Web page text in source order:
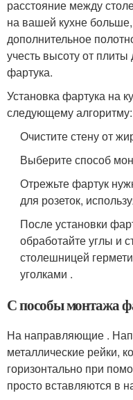
расстояние между
на вашей кухне
дополнительное
учесть высоту от
фартука.
Установка фартука на
следующему алгоритму:
Очистите стену от
Выберите способ
Отрежьте фартук
для розеток,
После установки
обработайте углы и
столешницей
уголками .
С пособы монтажа
На направляющие .
металлические рейки,
горизонтально при
просто вставляются в